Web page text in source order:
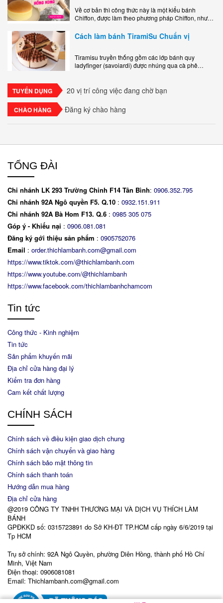
Về cơ bản thì công thức này là một kiểu bánh
Chiffon, được làm theo phương pháp Chiffon, nhưng
ngon, làm..
Cách làm bánh TiramiSu Chuẩn vị
Tiramisu truyền thống gồm các lớp bánh quy
ladyfinger (savoiardi) được nhúng qua cà phê
TUYỂN DỤNG 20 vị trí công việc đang chờ bạn
CHÀO HÀNG Đăng ký chào hàng
TỔNG ĐÀI
Chi nhánh LK 293 Trường Chinh F14 Tân Bình: 0906.352.795
Chi nhánh 92A Ngô quyền F5. Q.10 : 0932.151.911
Chi nhánh 92A Bà Hom F13. Q.6 : 0985 305 075
Góp ý - Khiếu nại : 0906.081.081
Đăng ký gới thiệu sản phẩm : 0905752076
Email : order.thichlambanh.com@gmail.com
https://www.tiktok.com/@thichlambanh.com
https://www.youtube.com/@thichlambanh
https://www.facebook.com/thichlambanhchamcom
Tin tức
Công thức - Kinh nghiệm
Tin tức
Sản phẩm khuyến mãi
Địa chỉ cửa hàng đại lý
Kiểm tra đơn hàng
Cam kết chất lượng
CHÍNH SÁCH
Chính sách về điều kiện giao dịch chung
Chính sách vận chuyển và giao hàng
Chính sách bảo mật thông tin
Chính sách thanh toán
Hướng dẫn mua hàng
Địa chỉ cửa hàng
@2019 CÔNG TY TNHH THƯƠNG MẠI VÀ DỊCH VỤ THÍCH LÀM
BÁNH
GPĐKKD số: 0315723891 do Sở KH-ĐT TP.HCM cấp ngày 6/6/2019 tại
Tp HCM
Trụ sở chính: 92A Ngô Quyền, phường Diên Hồng, thành phố Hồ Chí
Minh, Việt Nam
Điện thoại: 0906081081
Email: Thichlambanh.com@gmail.com